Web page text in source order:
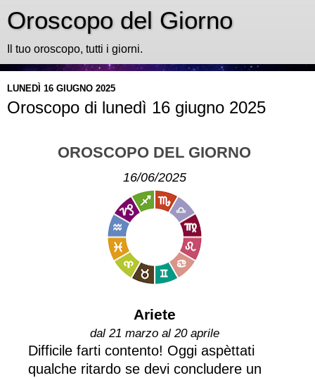
Oroscopo del Giorno
Il tuo oroscopo, tutti i giorni.
LUNEDÌ 16 GIUGNO 2025
Oroscopo di lunedì 16 giugno 2025
OROSCOPO DEL GIORNO
16/06/2025
Ariete
dal 21 marzo al 20 aprile
Difficile farti contento! Oggi aspèttati
qualche ritardo se devi concludere un